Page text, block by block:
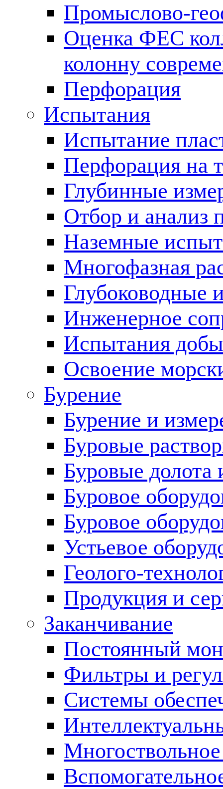
Промыслово-
Оценка ФЕС
колонну
Перфорация
Испытания
Испытание
Перфорация на
Глубинные
Отбор и анализ
Наземные
Многофазная
Глубоководные
Инженерное
Испытания
Освоение
Бурение
Бурение и
Буровые
Буровые долота
Буровое
Буровое
Устьевое
Геолого-
Продукция и
Заканчивание
Постоянный
Фильтры и
Cистемы